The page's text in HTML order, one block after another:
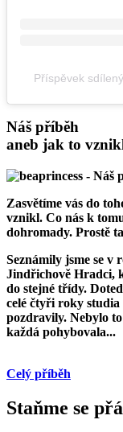
Příspěvek
Náš příběh
aneb jak to
Zasvětíme vás do
vznikl. Co nás k
dohromady. Prostě
Seznámily jsme se v
Jindřichově Hradci,
do stejné třídy.
celé čtyři roky
pozdravily. Nebylo
každá pohybovala...
Celý příběh
Staňme se